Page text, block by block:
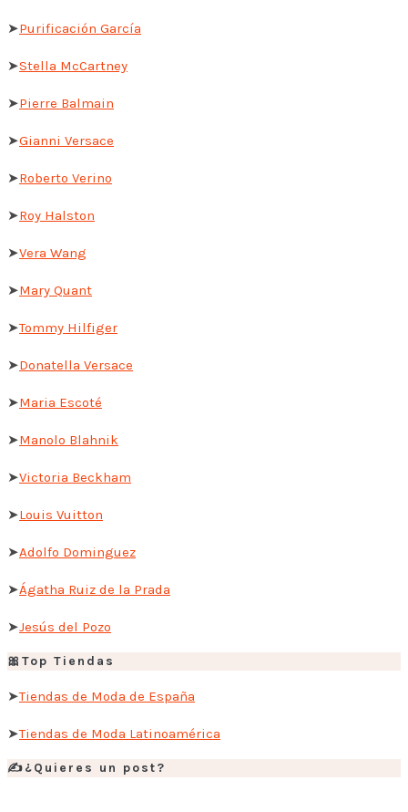
➤Purificación García
➤Stella McCartney
➤Pierre Balmain
➤Gianni Versace
➤Roberto Verino
➤Roy Halston
➤Vera Wang
➤Mary Quant
➤Tommy Hilfiger
➤Donatella Versace
➤Maria Escoté
➤Manolo Blahnik
➤Victoria Beckham
➤Louis Vuitton
➤Adolfo Dominguez
➤Ágatha Ruiz de la Prada
➤Jesús del Pozo
🎀Top Tiendas
➤Tiendas de Moda de España
➤Tiendas de Moda Latinoamérica
✍️¿Quieres un post?